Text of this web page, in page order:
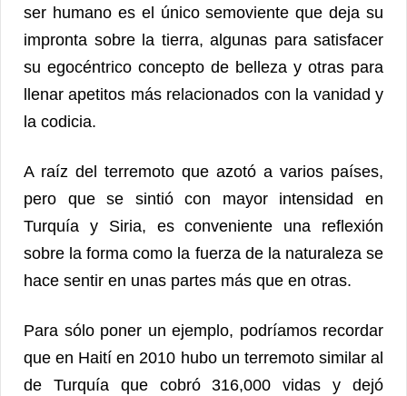
ser humano es el único semoviente que deja su
impronta sobre la tierra, algunas para satisfacer
su egocéntrico concepto de belleza y otras para
llenar apetitos más relacionados con la vanidad y
la codicia.
A raíz del terremoto que azotó a varios países,
pero que se sintió con mayor intensidad en
Turquía y Siria, es conveniente una reflexión
sobre la forma como la fuerza de la naturaleza se
hace sentir en unas partes más que en otras.
Para sólo poner un ejemplo, podríamos recordar
que en Haití en 2010 hubo un terremoto similar al
de Turquía que cobró 316,000 vidas y dejó